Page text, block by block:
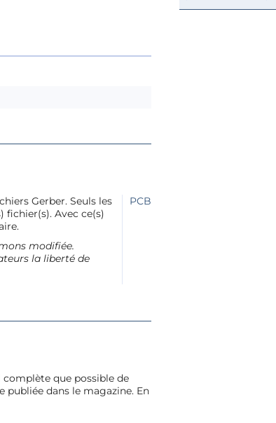
Gerber. Seuls les
Avec ce(s)
modifiée.
la liberté de
PCB
que possible de
publiée dans le magazine. En